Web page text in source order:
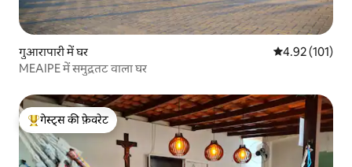
गुआरापारी में घर औसत रेटिंग 5 में से
4.92 (101)
MEAIPE में समुद्रतट वाला घर
गेस्ट्स का टॉप फ़ेवरेट
गेस्ट्स की फ़ेवरेट